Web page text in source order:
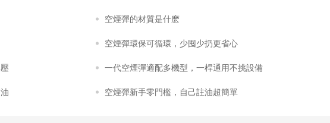
空煙彈的材質是什麽
空煙彈環保可循環，少囤少扔更省心
一代空煙彈適配多機型，一桿通用不挑設備
空煙彈新手零門檻，自己註油超簡單